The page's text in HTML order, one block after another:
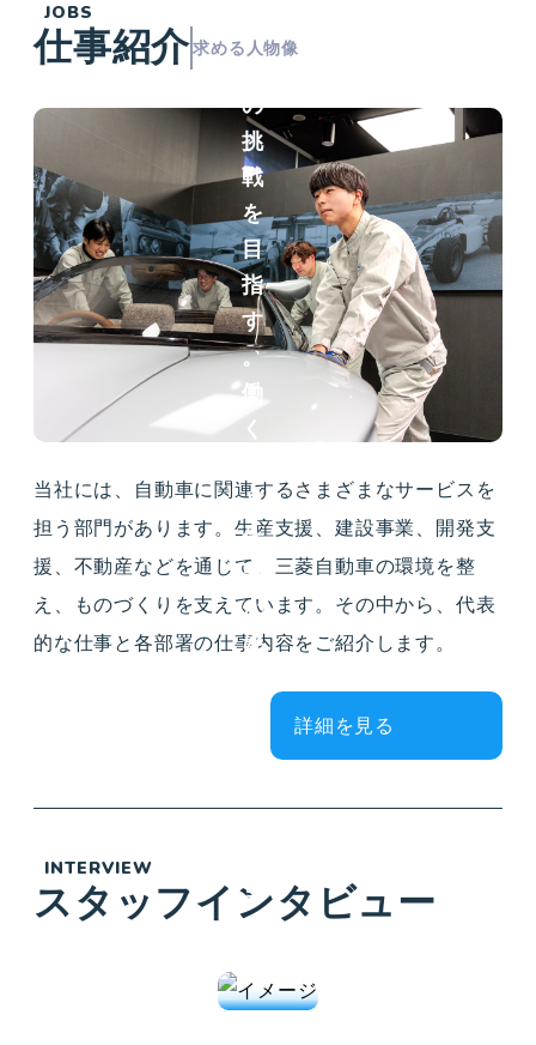
JOBS
仕事紹介求める人物像
当社には、自動車に関連するさまざまなサービスを
担う部門があります。生産支援、建設事業、開発支
援、不動産などを通じて、三菱自動車の環境を整
え、ものづくりを支えています。その中から、代表
的な仕事と各部署の仕事内容をご紹介します。
詳細を見る
INTERVIEW
スタッフインタビュー
事
の
挑
戦
を
目
指
す
。
働
く
ど
仕
事
が
好
ま